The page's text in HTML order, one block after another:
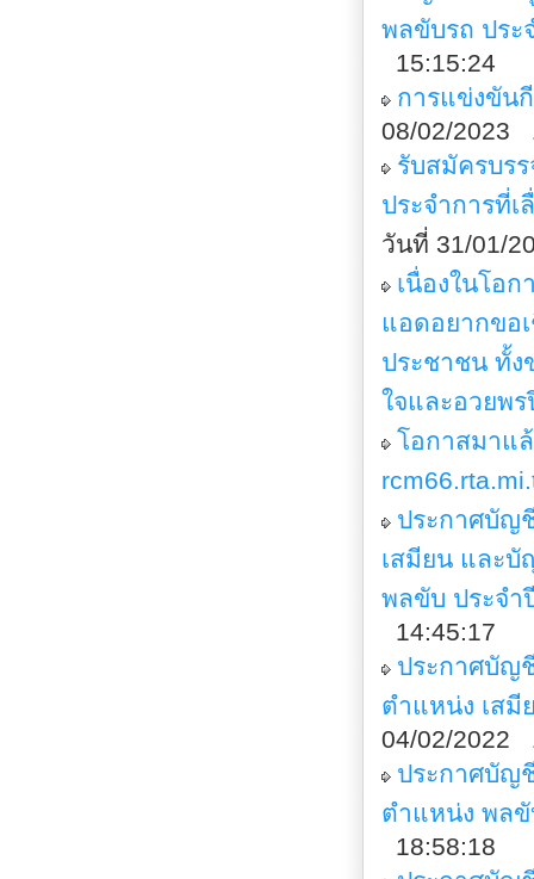
พลขับรถ ประ
15:15:24
การแข่งขัน
08/02/2023
รับสมัครบร
ประจำการที่
วันที่ 31/01/
เนื่องในโอ
แอดอยากขอ
ประชาชน ทั้ง
ใจและอวยพ
โอกาสมาแ
ประกาศบัญ
เสมียน และ
พลขับ ประจำ
14:45:17
ประกาศบัญ
ตำแหน่ง เสมี
04/02/2022
ประกาศบัญ
ตำแหน่ง พลขั
18:58:18